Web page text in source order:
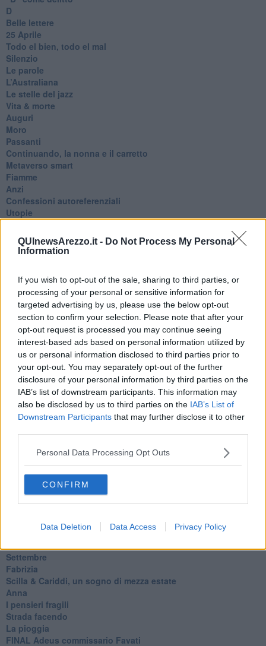
QUInewsArezzo.it - Do Not Process My Personal
Information
If you wish to opt-out of the sale, sharing to third parties, or
processing of your personal or sensitive information for
targeted advertising by us, please use the below opt-out
section to confirm your selection. Please note that after your
opt-out request is processed you may continue seeing
interest-based ads based on personal information utilized by
us or personal information disclosed to third parties prior to
your opt-out. You may separately opt-out of the further
disclosure of your personal information by third parties on the
IAB’s list of downstream participants. This information may
also be disclosed by us to third parties on the IAB’s List of
Downstream Participants that may further disclose it to other
Personal Data Processing Opt Outs
CONFIRM
Data Deletion Data Access Privacy Policy
D
Belle lettere
25 Aprile
Todo el bien, todo el mal
Silenzio
Le parole
​L’Australiana
Le stelle del jazz
Vita & morte
Auguri
Moro
Passanti
Continuando, la nonna e il carretto
Metaverso smart
Fiamme
Anzi
Confessioni autoreferenziali
Utopie
Il lago
Il diluvio
Dal balcone
Insomnia
Il guardiano
Lo sgombero
Erodoto e Tucidide
Il padre della storia
Pensieri brevi
L'evoluzione della specie
Il servizio
Riflessioni
L'Oscuro
Generazioni
Il paese dei balocchi
Ciò che resta
Vittorio
La bufera
Il mago, la pera e il Bar la Posta
Elogio dell'ombra
Settembre
Fabrizia
​Scilla & Cariddi, un sogno di mezza estate
Anna
I pensieri fragili
Strada facendo
La pioggia
FINAL Adeus commissario Favati